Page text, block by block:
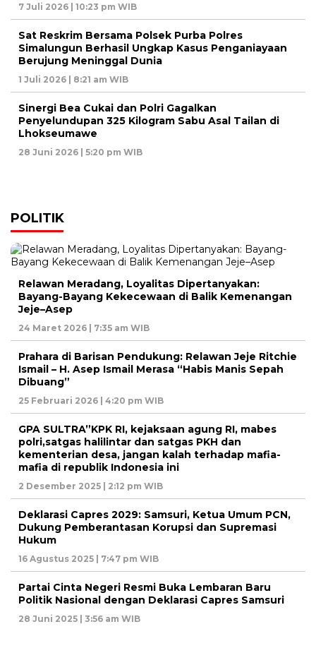
7 Juli 2026 | 10:23 pm WIB
Sat Reskrim Bersama Polsek Purba Polres
Simalungun Berhasil Ungkap Kasus Penganiayaan
Berujung Meninggal Dunia
1 Juli 2026 | 8:21 am WIB
Sinergi Bea Cukai dan Polri Gagalkan
Penyelundupan 325 Kilogram Sabu Asal Tailan di
Lhokseumawe
28 Juni 2026 | 5:20 pm WIB
POLITIK
Relawan Meradang, Loyalitas Dipertanyakan:
Bayang-Bayang Kekecewaan di Balik Kemenangan
Jeje–Asep
24 Maret 2026 | 7:35 am WIB
Prahara di Barisan Pendukung: Relawan Jeje Ritchie
Ismail – H. Asep Ismail Merasa “Habis Manis Sepah
Dibuang”
25 Februari 2026 | 4:20 pm WIB
GPA SULTRA”KPK RI, kejaksaan agung RI, mabes
polri,satgas halilintar dan satgas PKH dan
kementerian desa, jangan kalah terhadap mafia-
mafia di republik Indonesia ini
2 Desember 2025 | 2:12 pm WIB
Deklarasi Capres 2029: Samsuri, Ketua Umum PCN,
Dukung Pemberantasan Korupsi dan Supremasi
Hukum
16 Agustus 2025 | 7:47 pm WIB
Partai Cinta Negeri Resmi Buka Lembaran Baru
Politik Nasional dengan Deklarasi Capres Samsuri
28 Juni 2025 | 3:56 am WIB